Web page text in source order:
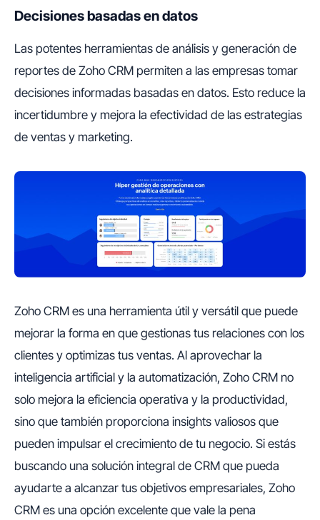
Decisiones basadas en datos
Las potentes herramientas de análisis y generación de
reportes de Zoho CRM permiten a las empresas tomar
decisiones informadas basadas en datos. Esto reduce la
incertidumbre y mejora la efectividad de las estrategias
de ventas y marketing.
Zoho CRM es una herramienta útil y versátil que puede
mejorar la forma en que gestionas tus relaciones con los
clientes y optimizas tus ventas. Al aprovechar la
inteligencia artificial y la automatización, Zoho CRM no
solo mejora la eficiencia operativa y la productividad,
sino que también proporciona insights valiosos que
pueden impulsar el crecimiento de tu negocio. Si estás
buscando una solución integral de CRM que pueda
ayudarte a alcanzar tus objetivos empresariales, Zoho
CRM es una opción excelente que vale la pena